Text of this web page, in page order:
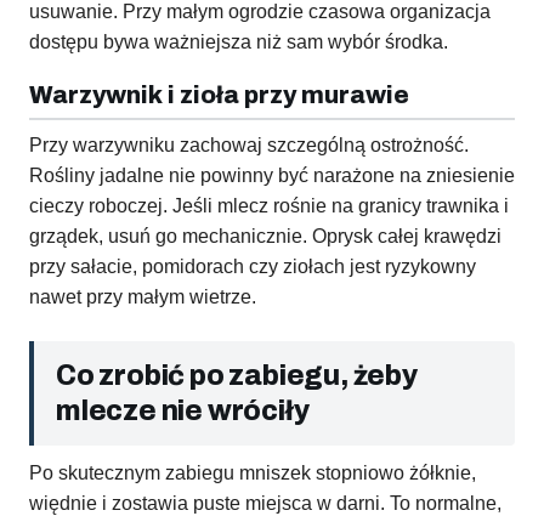
usuwanie. Przy małym ogrodzie czasowa organizacja
dostępu bywa ważniejsza niż sam wybór środka.
Warzywnik i zioła przy murawie
Przy warzywniku zachowaj szczególną ostrożność.
Rośliny jadalne nie powinny być narażone na zniesienie
cieczy roboczej. Jeśli mlecz rośnie na granicy trawnika i
grządek, usuń go mechanicznie. Oprysk całej krawędzi
przy sałacie, pomidorach czy ziołach jest ryzykowny
nawet przy małym wietrze.
Co zrobić po zabiegu, żeby
mlecze nie wróciły
Po skutecznym zabiegu mniszek stopniowo żółknie,
więdnie i zostawia puste miejsca w darni. To normalne,